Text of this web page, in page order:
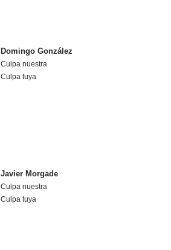
Domingo González
Culpa nuestra
Culpa tuya
Javier Morgade
Culpa nuestra
Culpa tuya